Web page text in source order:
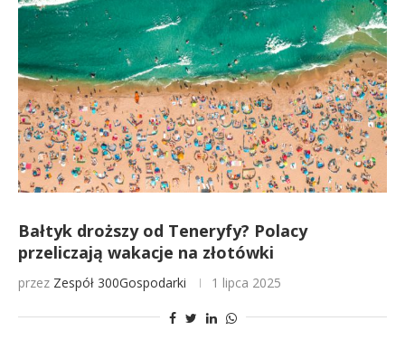
Bałtyk droższy od Teneryfy? Polacy
przeliczają wakacje na złotówki
przez Zespół 300Gospodarki 1 lipca 2025